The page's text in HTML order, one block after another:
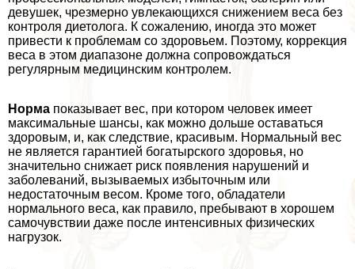
дeвyшек, чрезмерно увлекающихся снижением веса без
контроля диетолога. К сожалению, иногда это может
привести к проблемам со здоровьем. Поэтому, коррекция
веса в этом диапазоне должна сопровождаться
регулярным медицинским контролем.
Норма показывает вес, при котором человек имеет
максимальные шансы, как можно дольше оставаться
здоровым, и, как следствие, красивым. Нормальный вес
не является гарантией богатырского здоровья, но
значительно снижает риск появления нарушений и
заболеваний, вызываемых избыточным или
недостаточным весом. Кроме того, обладатели
нормального веса, как правило, пребывают в хорошем
самочувствии даже после интенсивных физических
нагрузок.